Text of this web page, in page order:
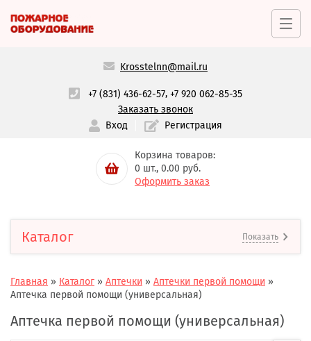
Krosstelnn@mail.ru
+7 (831) 436-62-57,+7 920 062-85-35
Заказать звонок
Вход
Регистрация
Корзина товаров:
0 шт., 0.00 руб.
Оформить заказ
Каталог Показать
Главная » Каталог » Аптечки » Аптечки первой помощи »
Аптечка первой помощи (универсальная)
Аптечка первой помощи (универсальная)